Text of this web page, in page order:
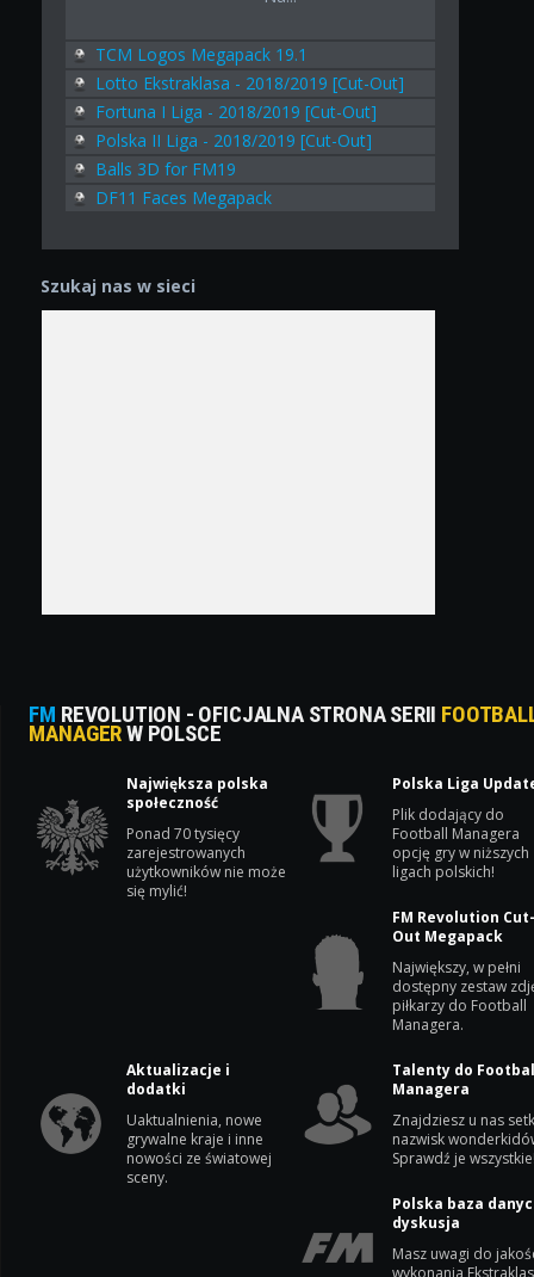
TCM Logos Megapack 19.1
Lotto Ekstraklasa - 2018/2019 [Cut-Out]
Fortuna I Liga - 2018/2019 [Cut-Out]
Polska II Liga - 2018/2019 [Cut-Out]
Balls 3D for FM19
DF11 Faces Megapack
Szukaj nas w sieci
FM REVOLUTION - OFICJALNA STRONA SERII
MANAGERW POLSCE
Największa polska
społeczność
Ponad 70 tysięcy
zarejestrowanych
użytkowników nie może
się mylić!
Polska Liga
Plik dodający do
Football Managera
opcję gry w niższych
ligach polskich!
FM Revolution
Out Megapack
Największy, w pełni
dostępny zestaw
piłkarzy do Football
Managera.
Aktualizacje i
dodatki
Uaktualnienia, nowe
grywalne kraje i inne
nowości ze światowej
sceny.
Talenty do
Managera
Znajdziesz u nas
nazwisk
Sprawdź je
Polska baza
dyskusja
Masz uwagi do
wykonania